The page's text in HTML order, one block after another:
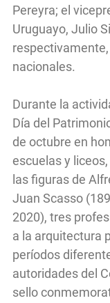
Pereyra; el
Uruguayo, Julio
nacionales.
Durante la
Día del
de octubre en
escuelas y
las figuras de
Juan Scasso
2020), tres
a la arquitectura
períodos
autoridades del
sello